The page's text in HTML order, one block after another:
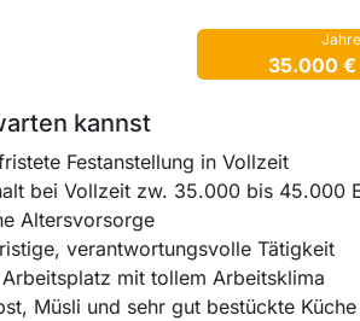
35.000
kannst
Festanstellung in Vollzeit
bei Vollzeit zw. 35.000 bis 45.000
Altersvorsorge
verantwortungsvolle Tätigkeit
mit tollem Arbeitsklima
Müsli und sehr gut bestückte Küche